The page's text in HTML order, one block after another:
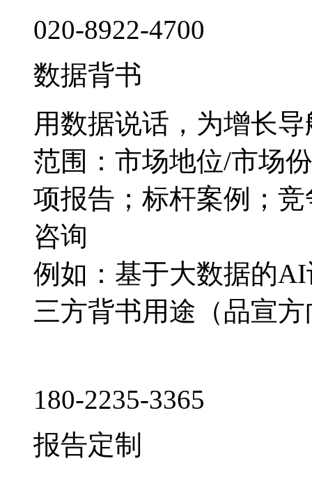
020-8922-4700
数据背书
用数据说话，为增长导
范围：市场地位/市场
项报告；标杆案例；
咨询
例如：基于大数据的
三方背书用途（品宣
180-2235-3365
报告定制